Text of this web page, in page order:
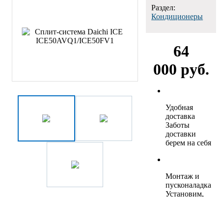
Раздел:
Кондиционеры
64
000 руб.
Удобная
доставка
Заботы
доставки
берем на себя
Монтаж и
пусконаладка
Установим,